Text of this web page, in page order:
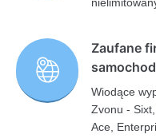
Zaufane
Wiodące
Zvonu -
Ace,